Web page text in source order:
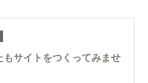
もサイトをつくってみませ